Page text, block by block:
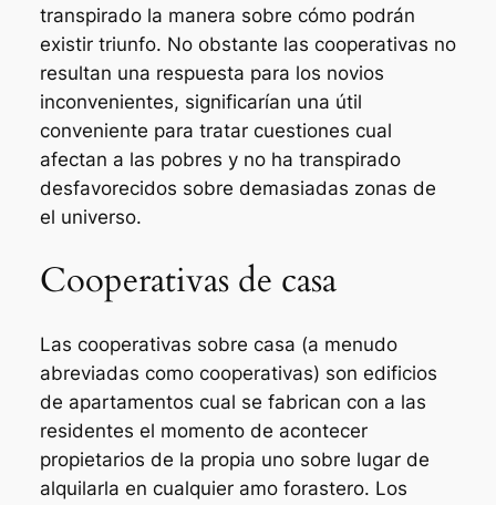
transpirado la manera sobre cómo podrán
existir triunfo. No obstante las cooperativas no
resultan una respuesta para los novios
inconvenientes, significarían una útil
conveniente para tratar cuestiones cual
afectan a las pobres y no ha transpirado
desfavorecidos sobre demasiadas zonas de
el universo.
Cooperativas de casa
Las cooperativas sobre casa (a menudo
abreviadas como cooperativas) son edificios
de apartamentos cual se fabrican con a las
residentes el momento de acontecer
propietarios de la propia uno sobre lugar de
alquilarla en cualquier amo forastero. Los